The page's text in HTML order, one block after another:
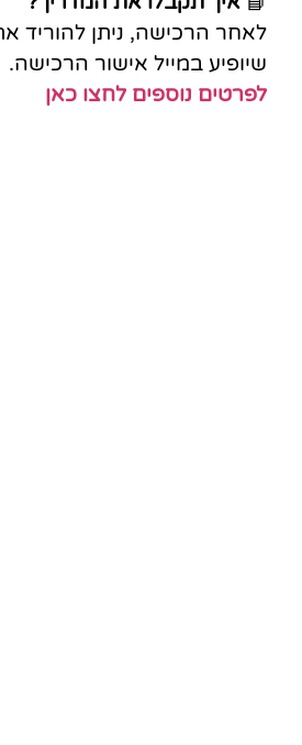
לאחר הרכישה, ניתן להוריד
שיופיע במייל אישור הרכישה.
לפרטים נוספים לחצו כאן